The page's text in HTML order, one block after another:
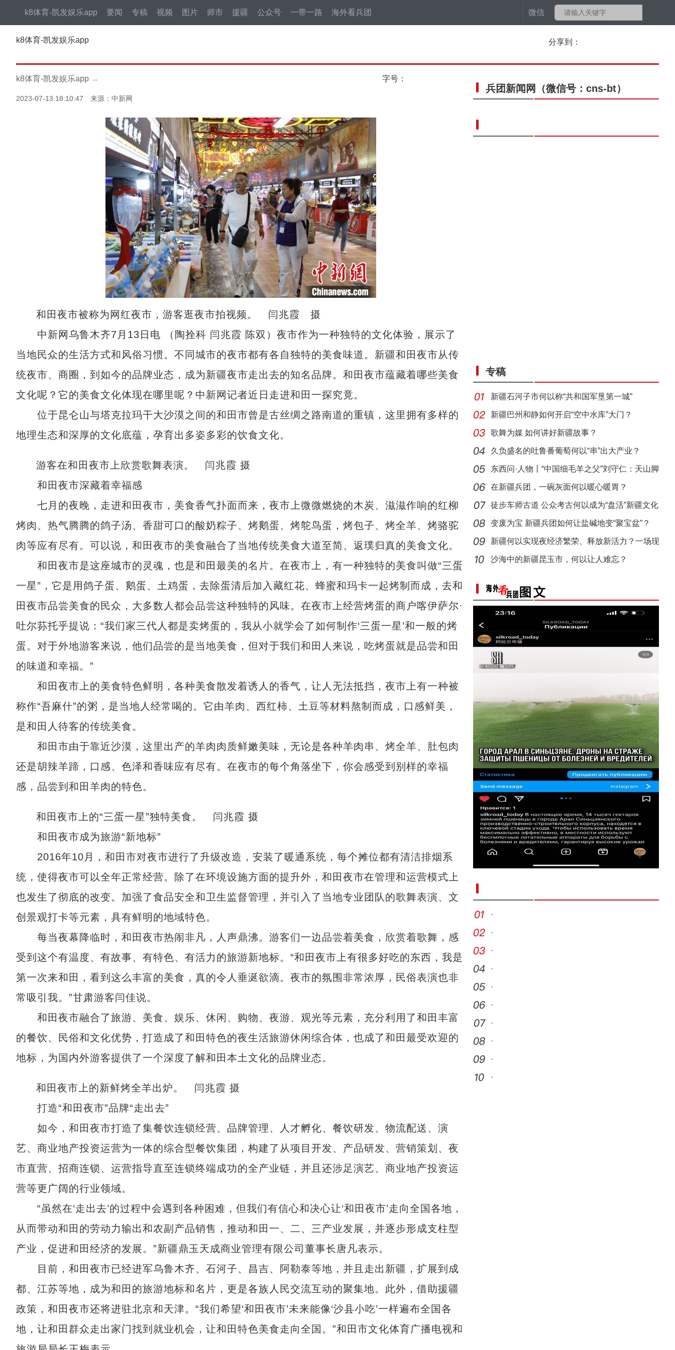
微信
k8体育-凯发娱乐app 要闻 专稿 视频 图片 师市 援疆 公众号 一带一路 海外看兵团
k8体育-凯发娱乐app 分享到：
k8体育-凯发娱乐app → 字号：
2023-07-13 18:10:47 来源：中新网
和田夜市被称为网红夜市，游客逛夜市拍视频。 闫兆霞 摄
中新网乌鲁木齐7月13日电 （陶拴科 闫兆霞 陈双）夜市作为一种独特的文化体验，展示了
当地民众的生活方式和风俗习惯。不同城市的夜市都有各自独特的美食味道。新疆和田夜市从传
统夜市、商圈，到如今的品牌业态，成为新疆夜市走出去的知名品牌。和田夜市蕴藏着哪些美食
文化呢？它的美食文化体现在哪里呢？中新网记者近日走进和田一探究竟。
位于昆仑山与塔克拉玛干大沙漠之间的和田市曾是古丝绸之路南道的重镇，这里拥有多样的
地理生态和深厚的文化底蕴，孕育出多姿多彩的饮食文化。
游客在和田夜市上欣赏歌舞表演。 闫兆霞 摄
和田夜市深藏着幸福感
七月的夜晚，走进和田夜市，美食香气扑面而来，夜市上微微燃烧的木炭、滋滋作响的红柳
烤肉、热气腾腾的鸽子汤、香甜可口的酸奶粽子、烤鹅蛋、烤鸵鸟蛋，烤包子、烤全羊、烤骆驼
肉等应有尽有。可以说，和田夜市的美食融合了当地传统美食大道至简、返璞归真的美食文化。
和田夜市是这座城市的灵魂，也是和田最美的名片。在夜市上，有一种独特的美食叫做“三蛋
一星”，它是用鸽子蛋、鹅蛋、土鸡蛋，去除蛋清后加入藏红花、蜂蜜和玛卡一起烤制而成，去和
田夜市品尝美食的民众，大多数人都会品尝这种独特的风味。在夜市上经营烤蛋的商户喀伊萨尔·
吐尔荪托乎提说：“我们家三代人都是卖烤蛋的，我从小就学会了如何制作‘三蛋一星’和一般的烤
蛋。对于外地游客来说，他们品尝的是当地美食，但对于我们和田人来说，吃烤蛋就是品尝和田
的味道和幸福。”
和田夜市上的美食特色鲜明，各种美食散发着诱人的香气，让人无法抵挡，夜市上有一种被
称作“吾麻什”的粥，是当地人经常喝的。它由羊肉、西红柿、土豆等材料熬制而成，口感鲜美，
是和田人待客的传统美食。
和田市由于靠近沙漠，这里出产的羊肉肉质鲜嫩美味，无论是各种羊肉串、烤全羊、肚包肉
还是胡辣羊蹄，口感、色泽和香味应有尽有。在夜市的每个角落坐下，你会感受到别样的幸福
感，品尝到和田羊肉的特色。
和田夜市上的“三蛋一星”独特美食。 闫兆霞 摄
和田夜市成为旅游“新地标”
2016年10月，和田市对夜市进行了升级改造，安装了暖通系统，每个摊位都有清洁排烟系
统，使得夜市可以全年正常经营。除了在环境设施方面的提升外，和田夜市在管理和运营模式上
也发生了彻底的改变。加强了食品安全和卫生监督管理，并引入了当地专业团队的歌舞表演、文
创景观打卡等元素，具有鲜明的地域特色。
每当夜幕降临时，和田夜市热闹非凡，人声鼎沸。游客们一边品尝着美食，欣赏着歌舞，感
受到这个有温度、有故事、有特色、有活力的旅游新地标。“和田夜市上有很多好吃的东西，我是
第一次来和田，看到这么丰富的美食，真的令人垂涎欲滴。夜市的氛围非常浓厚，民俗表演也非
常吸引我。”甘肃游客闫佳说。
和田夜市融合了旅游、美食、娱乐、休闲、购物、夜游、观光等元素，充分利用了和田丰富
的餐饮、民俗和文化优势，打造成了和田特色的夜生活旅游休闲综合体，也成了和田最受欢迎的
地标，为国内外游客提供了一个深度了解和田本土文化的品牌业态。
和田夜市上的新鲜烤全羊出炉。 闫兆霞 摄
打造“和田夜市”品牌“走出去”
如今，和田夜市打造了集餐饮连锁经营、品牌管理、人才孵化、餐饮研发、物流配送、演
艺、商业地产投资运营为一体的综合型餐饮集团，构建了从项目开发、产品研发、营销策划、夜
市直营、招商连锁、运营指导直至连锁终端成功的全产业链，并且还涉足演艺、商业地产投资运
营等更广阔的行业领域。
“虽然在‘走出去’的过程中会遇到各种困难，但我们有信心和决心让‘和田夜市’走向全国各地，
从而带动和田的劳动力输出和农副产品销售，推动和田一、二、三产业发展，并逐步形成支柱型
产业，促进和田经济的发展。”新疆鼎玉天成商业管理有限公司董事长唐凡表示。
目前，和田夜市已经进军乌鲁木齐、石河子、昌吉、阿勒泰等地，并且走出新疆，扩展到成
都、江苏等地，成为和田的旅游地标和名片，更是各族人民交流互动的聚集地。此外，借助援疆
政策，和田夜市还将进驻北京和天津。“我们希望‘和田夜市’未来能像‘沙县小吃’一样遍布全国各
地，让和田群众走出家门找到就业机会，让和田特色美食走向全国。”和田市文化体育广播电视和
兵团新闻网 （微信号：cns-bt）
专稿
新疆石河子市何以称“共和国军垦第一城”
新疆巴州和静如何开启“空中水库”大门？
歌舞为媒 如何讲好新疆故事？
久负盛名的吐鲁番葡萄何以“串”出大产业？
东西问·人物丨“中国细毛羊之父”刘守仁：天山脚
在新疆兵团，一碗灰面何以暖心暖胃？
徒步车师古道 公众考古何以成为“盘活”新疆文化
遗
变废为宝 新疆兵团如何让盐碱地变“聚宝盆”？
新疆何以实现夜经济繁荣、释放新活力？一场现
场推
沙海中的新疆昆玉市，何以让人难忘？
·
·
·
·
·
·
·
·
·
·